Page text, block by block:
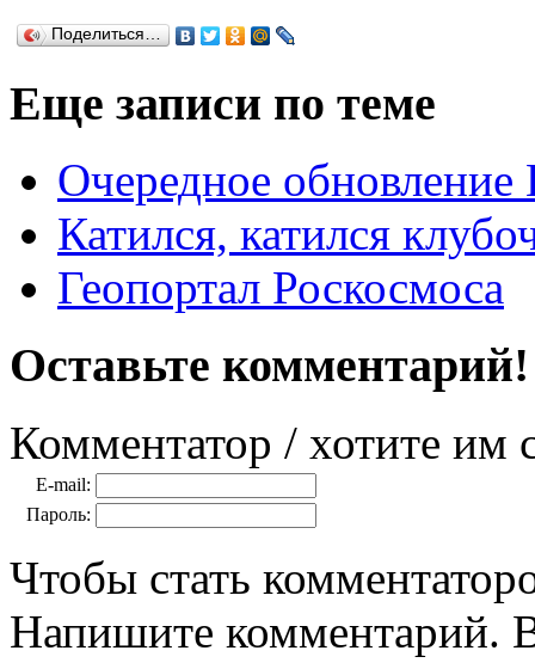
Поделиться…
Еще записи по теме
Очередное обновление
Катился, катился
Геопортал Роскосмоса
Оставьте комментарий!
Комментатор / хотите им
E-mail:
Пароль:
Чтобы стать
Напишите комментарий.